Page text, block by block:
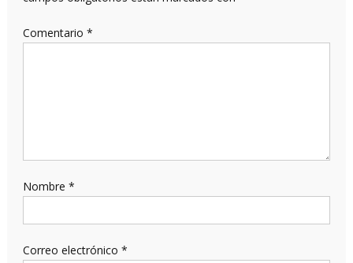
Comentario *
Nombre *
Correo electrónico *